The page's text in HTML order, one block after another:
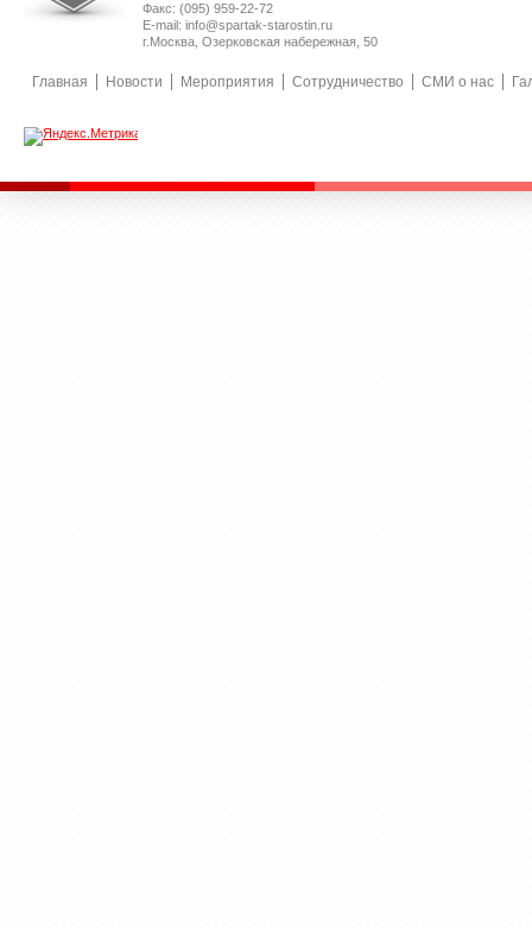
Факс: (095) 959-22-72
E-mail: info@spartak-starostin.ru
г.Москва, Озерковская набережная, 50
Главная Новости Мероприятия Сотрудничество СМИ о нас